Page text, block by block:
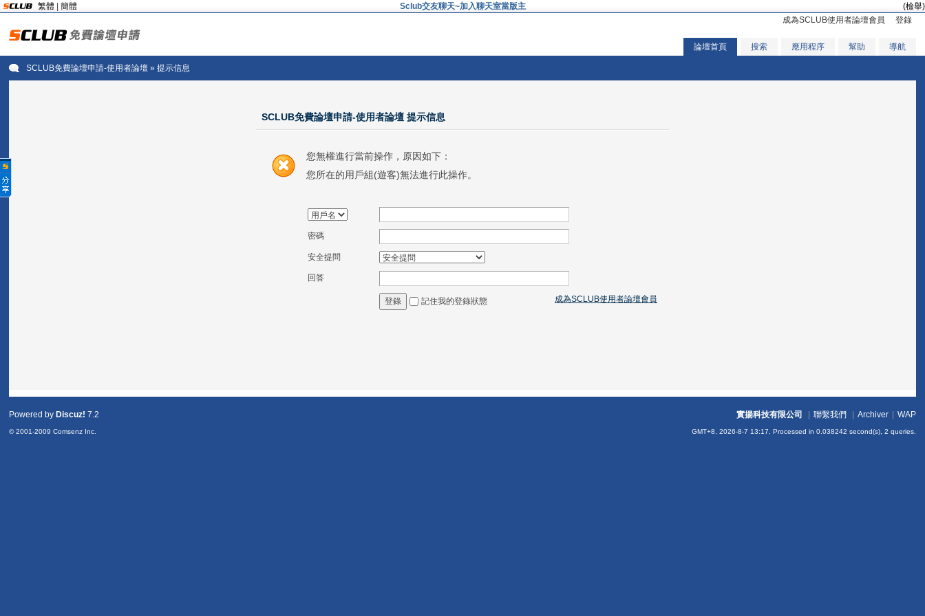
繁體 簡體 Sclub交友聊天~加入聊天室當版主
(檢舉)
成為SCLUB使用者論壇會員
登錄
論壇首頁 搜索 應用程序 幫助 導航
SCLUB免費論壇申請-使用者論壇 » 提示信息
SCLUB免費論壇申請-使用者論壇 提示信息
您無權進行當前操作，原因如下：
您所在的用戶組(遊客)無法進行此操作。
密碼
安全提問
回答
成為SCLUB使用者論壇會員
登錄 記住我的登錄狀態
實揚科技有限公司 聯繫我們 Archiver WAP
GMT+8, 2026-8-7 13:17, Processed in 0.038242 second(s), 2 queries.
Powered by Discuz! 7.2
© 2001-2009Comsenz Inc.